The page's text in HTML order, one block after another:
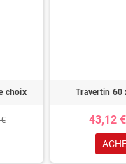
choix Travertin 60
43,12 €